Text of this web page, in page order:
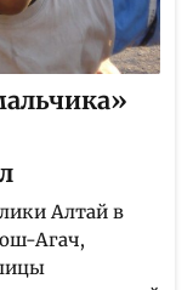
Алтай в
Агач,